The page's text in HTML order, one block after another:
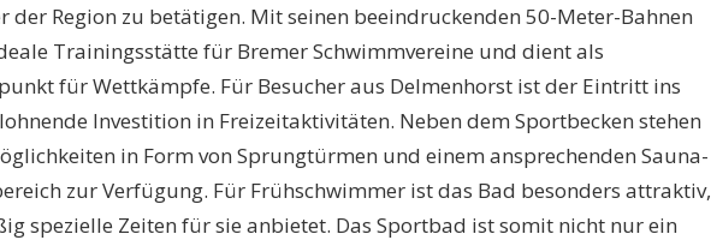
der Region zu betätigen. Mit seinen beeindruckenden 50-Meter-Bahnen
Trainingsstätte für Bremer Schwimmvereine und dient als
für Wettkämpfe. Für Besucher aus Delmenhorst ist der Eintritt ins
Investition in Freizeitaktivitäten. Neben dem Sportbecken stehen
in Form von Sprungtürmen und einem ansprechenden Sauna-
zur Verfügung. Für Frühschwimmer ist das Bad besonders attraktiv,
spezielle Zeiten für sie anbietet. Das Sportbad ist somit nicht nur ein